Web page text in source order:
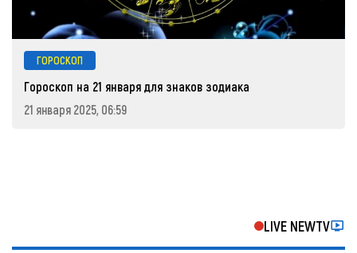
ГОРОСКОП
Гороскоп на 21 января для знаков зодиака
21 января 2025, 06:59
LIVE NEWTV